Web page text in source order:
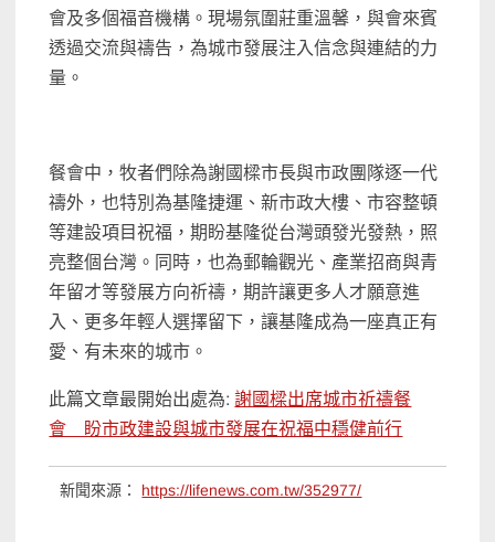
會及多個福音機構。現場氛圍莊重溫馨，與會來賓
透過交流與禱告，為城市發展注入信念與連結的力
量。
餐會中，牧者們除為謝國樑市長與市政團隊逐一代
禱外，也特別為基隆捷運、新市政大樓、市容整頓
等建設項目祝福，期盼基隆從台灣頭發光發熱，照
亮整個台灣。同時，也為郵輪觀光、產業招商與青
年留才等發展方向祈禱，期許讓更多人才願意進
入、更多年輕人選擇留下，讓基隆成為一座真正有
愛、有未來的城市。
此篇文章最開始出處為:謝國樑出席城市祈禱餐
會 盼市政建設與城市發展在祝福中穩健前行
新聞來源： https://lifenews.com.tw/352977/